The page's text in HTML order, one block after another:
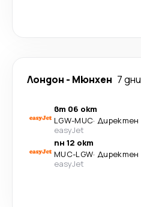
Лондон - Мюнхен 7 дни
вт 06 окт
LGW-MUC· Директен
easyJet
пн 12 окт
MUC-LGW· Директен
easyJet